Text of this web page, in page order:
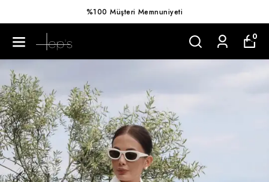
%100 Müşteri Memnuniyeti
0